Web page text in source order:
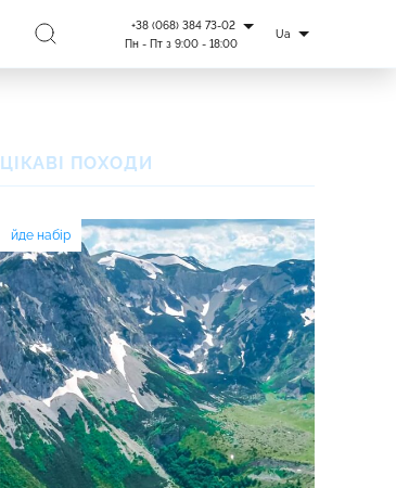
+38 (068) 384 73-02
Пн - Пт з 9:00 - 18:00
Ua
ЦІКАВІ ПОХОДИ
йде набір